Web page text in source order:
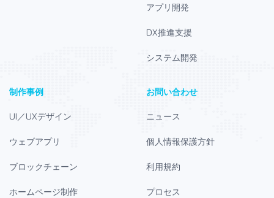
アプリ開発
DX推進支援
システム開発
制作事例
UI／UXデザイン
ウェブアプリ
ブロックチェーン
ホームページ制作
お問い合わせ
ニュース
個人情報保護方針
利用規約
プロセス